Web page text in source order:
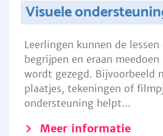
Visuele
Leerlingen kunnen de
begrijpen en eraan
wordt gezegd. Bijvoorbeeld
plaatjes, tekeningen of
ondersteuning helpt...
Meer informatie